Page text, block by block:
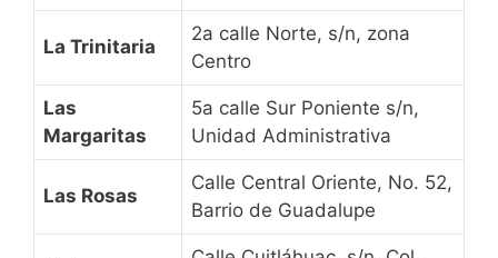
La Trinitaria
2a calle Norte, s/n, zona
Centro
Las
Margaritas
5a calle Sur Poniente s/n,
Unidad Administrativa
Las Rosas
Calle Central Oriente, No. 52,
Barrio de Guadalupe